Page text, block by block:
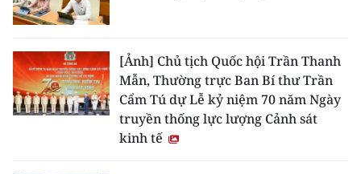
[Ảnh] Chủ tịch Quốc hội Trần Thanh
Mẫn, Thường trực Ban Bí thư Trần
Cẩm Tú dự Lễ kỷ niệm 70 năm Ngày
truyền thống lực lượng Cảnh sát
kinh tế